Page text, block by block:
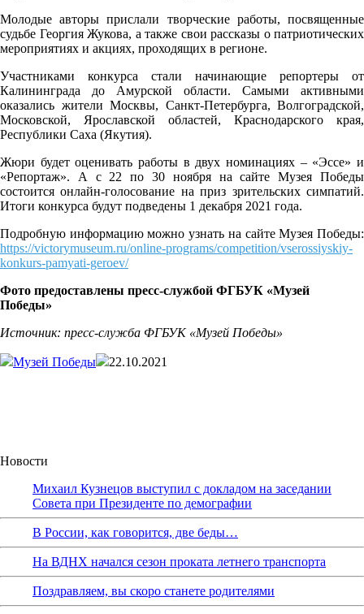
Молодые авторы прислали творческие работы, посвященные
судьбе Георгия Жукова, а также свои рассказы о патриотических
мероприятиях и акциях, проходящих в регионе.
Участниками конкурса стали начинающие репортеры от
Калининграда до Амурской области. Самыми активными
оказались жители Москвы, Санкт-Петербурга, Волгоградской,
Московской, Ярославской областей, Краснодарского края,
Республики Саха (Якутия).
Жюри будет оценивать работы в двух номинациях – «Эссе» и
«Репортаж». А с 22 по 30 ноября на сайте Музея Победы
состоится онлайн-голосование на приз зрительских симпатий.
Итоги конкурса будут подведены 1 декабря 2021 года.
Подробную информацию можно узнать на сайте Музея Победы:
https://victorymuseum.ru/online-programs/competition/vserossiyskiy-
konkurs-pamyati-geroev/
Фото предоставлены пресс-службой ФГБУК «Музей
Победы»
Источник: пресс-служба ФГБУК «Музей Победы»
Музей Победы 22.10.2021
Новости
Михаил Кузнецов выступил с докладом на заседании
Совета при Президенте по демографии
В России, как говорится, две беды…
На ВДНХ начался сезон проката летнего транспорта
Поздравляем, вы скоро станете родителями